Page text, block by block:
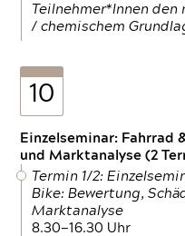
Teilnehmer*Innen
/ chemischem
10
Einzelseminar: Fahrrad
und Marktanalyse (2
Termin 1/2:
Bike: Bewertung,
Marktanalyse
8.30—16.30 Uhr